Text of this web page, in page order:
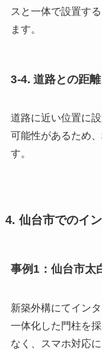
スと一体で設置す
ます。
3-4. 道路との距離
道路に近い位置に
可能性があるため
す。
4. 仙台市でのイ
事例1：仙台市太
新築外構にてイン
一体化した門柱を
なく、スマホ対応